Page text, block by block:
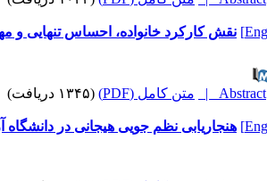
نقش کارکرد خانواده، احساس تنهایی و
Abstract | متن کامل (PDF) (۱۳۴۵ دریافت)
هنجاریابی نظم جویی هیجانی در دانشگاه